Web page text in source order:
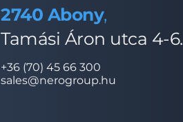
2740 Abony,
Tamási Áron utca 4-6.
+36 (70) 45 66 300
sales@nerogroup.hu